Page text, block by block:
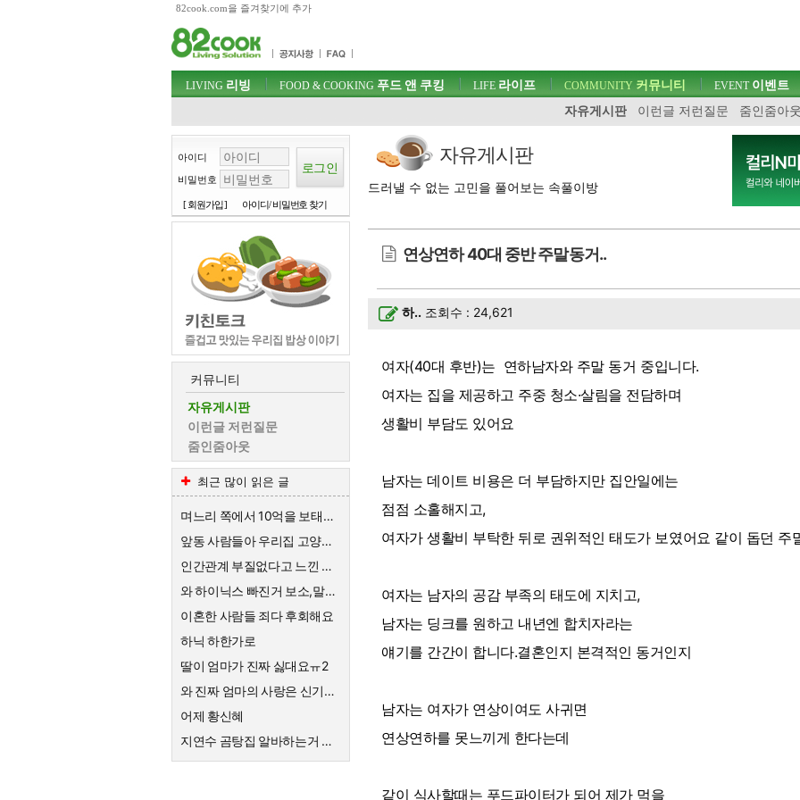
82cook.com을 즐겨찾기에 추가
주메뉴 바로가기
컨텐츠 바로가기
검색 바로가기
로그인 바로가기
주메뉴
LIVING 리빙 FOOD & COOKING 푸드 앤 쿠킹 LIFE 라이프 COMMUNITY 커뮤니티
자유게시판
이런글 저런질문 줌인줌아웃
EVENT이벤트
아이디
비밀번호
[ 회원가입 ] 아이디/ 비밀번호 찾기
커뮤니티
자유게시판
이런글 저런질문
줌인줌아웃
최근 많이 읽은 글
며느리 쪽에서 10억을 보태준대요.
앞동 사람들아 우리집 고양이한테 큰절해라
인간관계 부질없다고 느낀 순간
와 하이닉스 빠진거 보소,말이 안나옴
이혼한 사람들 죄다 후회해요
하닉 하한가로
딸이 엄마가 진짜 싫대요ㅠ2
와 진짜 엄마의 사랑은 신기하네요
어제 황신혜
지연수 곰탕집 알바하는거 대단해요
자유게시판
드러낼 수 없는 고민을 풀어보는 속풀이방
연상연하 40대 중반 주말동거..
하.. 조회수 : 24,621
여자(40대 후반)는 연하남자와 주말 동거 중입니다.
여자는 집을 제공하고 주중 청소·살림을 전담하며
생활비 부담도 있어요
남자는 데이트 비용은 더 부담하지만 집안일에는
점점 소홀해지고,
여자가 생활비 부탁한 뒤로 권위적인 태도가 보였어요 같이 돕던 주
여자는 남자의 공감 부족의 태도에 지치고,
남자는 딩크를 원하고 내년엔 합치자라는
얘기를 간간이 합니다.결혼인지 본격적인 동거인지
남자는 여자가 연상이여도 사귀면
연상연하를 못느끼게 한다는데
같이 식사할때는 푸드파이터가 되어 제가 먹을